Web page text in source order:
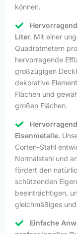
können.
Liter. Mit einer
Quadratmetern
hervorragende
großzügigen
dekorative
Flächen und
großen Flächen.
Eisenmetalle.
Corten-Stahl
Normalstahl und
fördert den
schützenden
beeinträchtigen,
gleichmäßiges
Einfache